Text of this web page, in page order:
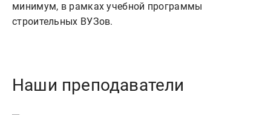
минимум, в рамках учебной программы
строительных ВУЗов.
Наши преподаватели